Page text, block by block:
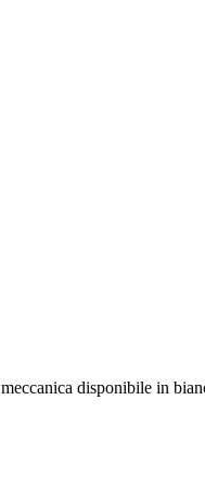
disponibile in